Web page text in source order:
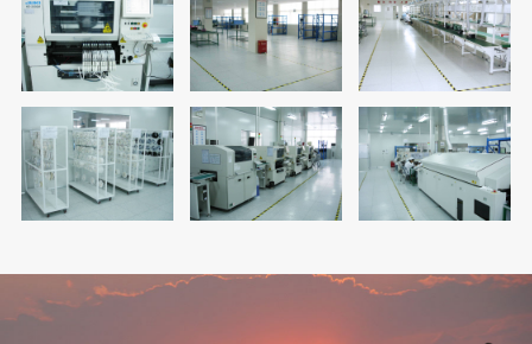
锡膏印刷机 无铅检修区 温风回流焊设备
高速贴片机 出货终检区 插件焊接生产线
SMT原器件放置区